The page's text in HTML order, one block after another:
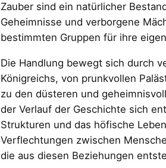
Zauber sind ein natürlicher
Geheimnisse und verborgene
bestimmten Gruppen für ihre
Die Handlung bewegt sich durch
Königreichs, von prunkvollen
zu den düsteren und
der Verlauf der Geschichte sich
Strukturen und das höfische
Verflechtungen zwischen
die aus diesen Beziehungen